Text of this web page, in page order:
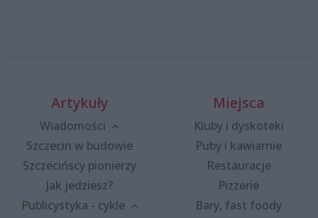
Artykuły
Wiadomości
Szczecin w budowie
Szczecińscy pionierzy
Jak jedziesz?
Publicystyka - cykle
Miejsca
Kluby i dyskoteki
Puby i kawiarnie
Restauracje
Pizzerie
Bary, fast foody